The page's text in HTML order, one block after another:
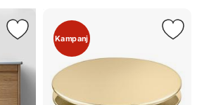
Kampanj